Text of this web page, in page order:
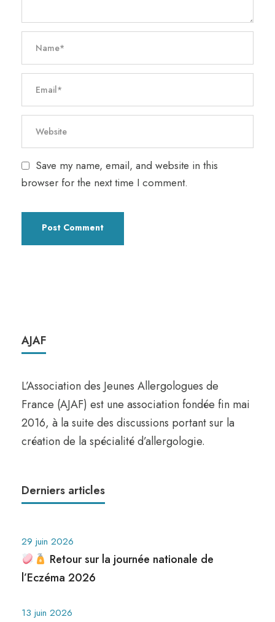
Save my name, email, and website in this
browser for the next time I comment.
AJAF
L’Association des Jeunes Allergologues de
France (AJAF) est une association fondée fin mai
2016, à la suite des discussions portant sur la
création de la spécialité d’allergologie.
Derniers articles
29 juin 2026
Retour sur la journée nationale de
l’Eczéma 2026
13 juin 2026